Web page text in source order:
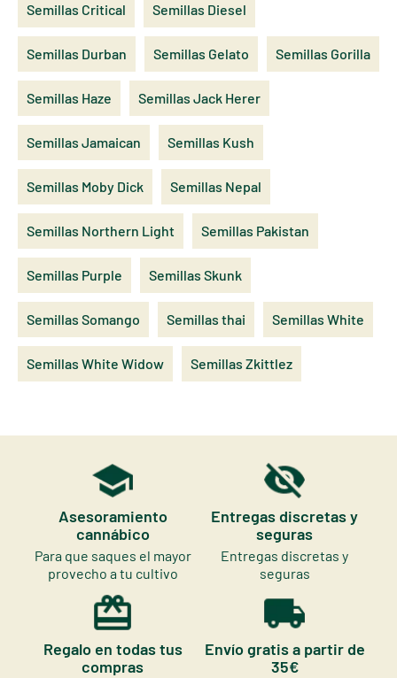
Semillas Critical Semillas Diesel
Semillas Durban Semillas Gelato Semillas Gorilla
Semillas Haze Semillas Jack Herer
Semillas Jamaican Semillas Kush
Semillas Moby Dick Semillas Nepal
Semillas Northern Light Semillas Pakistan
Semillas Purple Semillas Skunk
Semillas Somango Semillas thai Semillas White
Semillas White Widow Semillas Zkittlez
Asesoramiento
cannábico
Para que saques el mayor
provecho a tu cultivo
Entregas discretas y
seguras
Entregas discretas y
seguras
Regalo en todas tus
compras
Envío gratis a partir de
35€